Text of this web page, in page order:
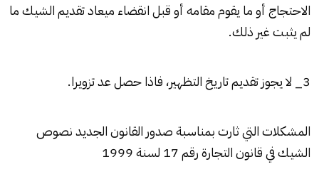
الاحتجاج أو ما يقوم مقامه أو قبل انقضاء ميعاد تقديم الشيك ما
لم يثبت غير ذلك.
3_ لا يجوز تقديم تاريخ التظهير، فاذا حصل عد تزويرا.
المشكلات التي ثارت بمناسبة صدور القانون الجديد نصوص
الشيك في قانون التجارة رقم 17 لسنة 1999